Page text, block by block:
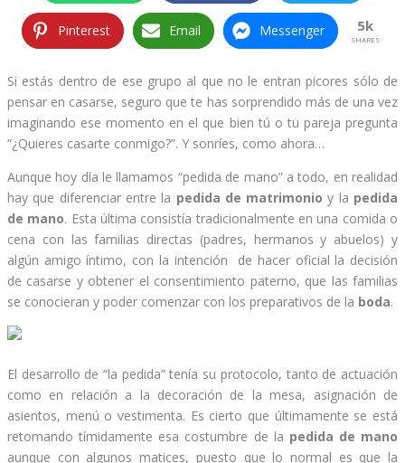
Pinterest Email Messenger 5k
SHARES
Si estás dentro de ese grupo al que no le entran picores sólo de
pensar en casarse, seguro que te has sorprendido más de una vez
imaginando ese momento en el que bien tú o tu pareja pregunta
“¿Quieres casarte conmigo?”. Y sonríes, como ahora…
Aunque hoy día le llamamos “pedida de mano” a todo, en realidad
hay que diferenciar entre la pedida de matrimonio y la pedida
de mano. Esta última consistía tradicionalmente en una comida o
cena con las familias directas (padres, hermanos y abuelos) y
algún amigo íntimo, con la intención de hacer oficial la decisión
de casarse y obtener el consentimiento paterno, que las familias
se conocieran y poder comenzar con los preparativos de la boda.
El desarrollo de “la pedida” tenía su protocolo, tanto de actuación
como en relación a la decoración de la mesa, asignación de
asientos, menú o vestimenta. Es cierto que últimamente se está
retomando tímidamente esa costumbre de la pedida de mano
aunque con algunos matices, puesto que lo normal es que la